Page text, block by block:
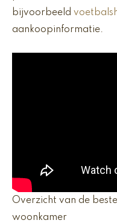
bijvoorbeeld
aankoopinformatie.
Overzicht van de
woonkamer